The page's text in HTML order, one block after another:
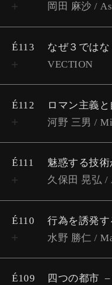
岡田 麻沙 /
É113 なぜ３ではな
VECTION
É112 ロマン主義
河野 三男 /
É111
久保田 晃弘
É110
水野 勝仁 /
É109 四つの都市